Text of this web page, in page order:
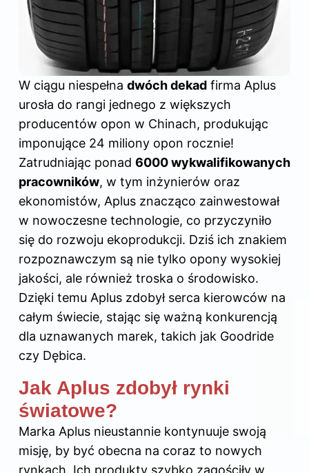
W ciągu niespełna dwóch dekad firma Aplus
urosła do rangi jednego z większych
producentów opon w Chinach, produkując
imponujące 24 miliony opon rocznie!
Zatrudniając ponad 6000 wykwalifikowanych
pracowników, w tym inżynierów oraz
ekonomistów, Aplus znacząco zainwestował
w nowoczesne technologie, co przyczyniło
się do rozwoju ekoprodukcji. Dziś ich znakiem
rozpoznawczym są nie tylko opony wysokiej
jakości, ale również troska o środowisko.
Dzięki temu Aplus zdobył serca kierowców na
całym świecie, stając się ważną konkurencją
dla uznawanych marek, takich jak Goodride
czy Dębica.
Jak Aplus zdobył rynki
światowe?
Marka Aplus nieustannie kontynuuje swoją
misję, by być obecna na coraz to nowych
rynkach. Ich produkty szybko zagościły w